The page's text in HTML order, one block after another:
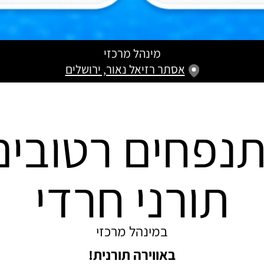
מינהל מרכזי
אסתר רזיאל נאור, ירושלים
תורני חרדי
במינהל מרכזי
באווירה תורנית!